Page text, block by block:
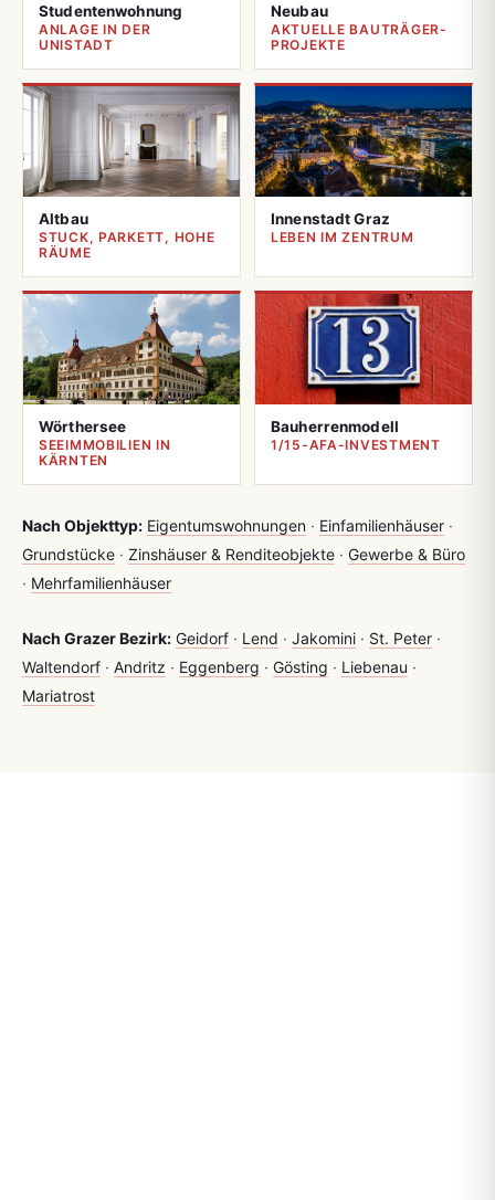
Studentenwohnung
ANLAGE IN DER
UNISTADT
Neubau
AKTUELLE BAUTRÄGER-
PROJEKTE
Altbau
STUCK, PARKETT, HOHE
RÄUME
Innenstadt Graz
LEBEN IM ZENTRUM
Wörthersee
SEEIMMOBILIEN IN
KÄRNTEN
Bauherrenmodell
1/15-AFA-INVESTMENT
Nach Objekttyp: Eigentumswohnungen · Einfamilienhäuser ·
Grundstücke · Zinshäuser & Renditeobjekte · Gewerbe & Büro
· Mehrfamilienhäuser
Nach Grazer Bezirk: Geidorf · Lend · Jakomini · St. Peter ·
Waltendorf · Andritz · Eggenberg · Gösting · Liebenau ·
Mariatrost